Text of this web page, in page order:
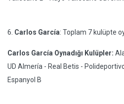
6. Carlos García: Toplam 7 kulüpte
Carlos García Oynadığı Kulüpler:
UD Almería - Real Betis -
Espanyol B